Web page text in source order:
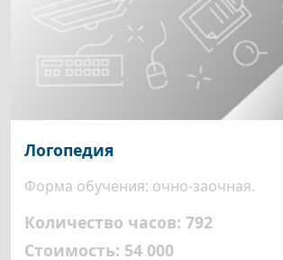
Логопедия
Форма обучения: очно-заочная.
Количество часов: 792
Стоимость: 54 000